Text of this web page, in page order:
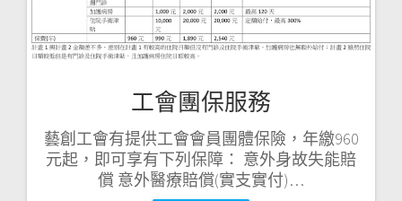
工會團保服務
藝創工會有提供工會會員團體保險，年繳960
元起，即可享有下列保障： 意外身故失能賠
償 意外醫療賠償(實支實付)…